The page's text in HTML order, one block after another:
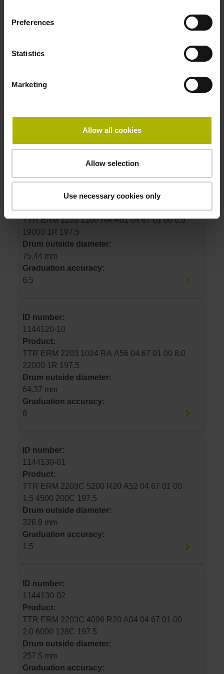
Preferences
Statistics
Marketing
Allow all cookies
Allow selection
Use necessary cookies only
ID number:
TTR ERM 2203 1440 RA A26 04 67 01 00 5.5
Drum outside diameter:
Graduation accuracy:
5.5
ID number:
1144120-09
Product:
TTR ERM 2203 1200 RA A01 04 67 01 00 6.5
19000 1R 197.5
Drum outside diameter:
75.44 mm
Graduation accuracy:
6.5
ID number:
1144120-10
Product:
TTR ERM 2203 1024 RA A56 04 67 01 00 8.0
22000 1R 197.5
Drum outside diameter:
64.37 mm
Graduation accuracy:
8
ID number:
1144130-01
Product:
TTR ERM 2203C 5200 R20 A52 04 67 01 00
1.5 4500 200C 197.5
Drum outside diameter:
326.9 mm
Graduation accuracy:
1.5
ID number:
1144130-02
Product:
TTR ERM 2203C 4096 R20 A04 04 67 01 00
2.0 6000 128C 197.5
Drum outside diameter:
257.5 mm
Graduation accuracy: